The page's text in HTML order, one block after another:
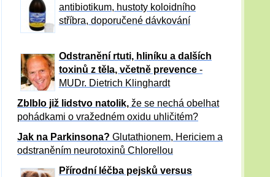
antibiotikum, hustoty koloidního
stříbra, doporučené dávkování
Odstranění rtuti, hliníku a dalších
toxinů z těla, včetně prevence -
MUDr. Dietrich Klinghardt
Zblblo již lidstvo natolik, že se nechá obelhat
pohádkami o vražedném oxidu uhličitém?
Jak na Parkinsona? Glutathionem, Hericiem a
odstraněním neurotoxinů Chlorellou
Přírodní léčba pejsků versus